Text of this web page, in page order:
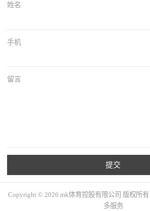
姓名
手机
留言
提交
Copyright © 2026 mk体育控股有限公司 版权所
多服务